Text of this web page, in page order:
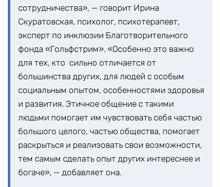
сотрудничества», — говорит Ирина
Скуратовская, психолог, психотерапевт,
эксперт по инклюзии Благотворительного
фонда «Гольфстрим». «Особенно это важно
для тех, кто сильно отличается от
большинства других, для людей с особым
социальным опытом, особенностями здоровья
и развития. Этичное общение с такими
людьми помогает им чувствовать себя частью
большого целого, частью общества, помогает
раскрыться и реализовать свои возможности,
тем самым сделать опыт других интереснее и
богаче», — добавляет она.